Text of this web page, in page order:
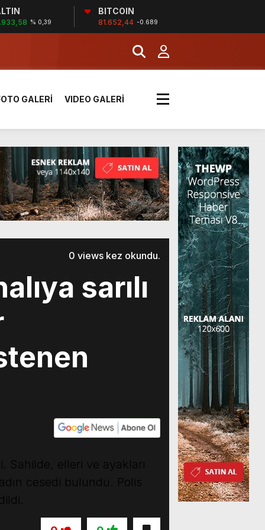
% 0,39
BITCOIN
81.652,44 -0.689
SGK
etkili olacak
SGK
GALERİ VIDEO GALERİ
0 views kez okundu.
sarılı
elleri ve ayakları
cesedi bulundu. Polis